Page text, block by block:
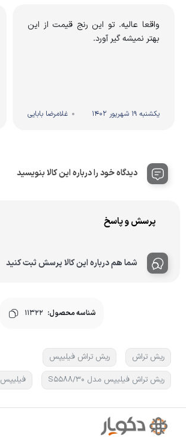
واقعا عالیه. تو این رنج قیمت از این
بهتر نمیشه گیر آورد.
یکشنبه 19 شهریور 1402 غلامرضا بابایی
دیدگاه خود را درباره این کالا بنویسید
پرسش و پاسخ
شما هم درباره این کالا پرسش ثبت کنید
شناسه محصول: 11322
ریش تراش
ریش تراش فیلیپس
ریش تراش فیلیپس مدل S5588/30
فیلیپس